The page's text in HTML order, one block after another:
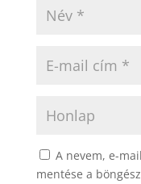
A nevem, e-
mentése a